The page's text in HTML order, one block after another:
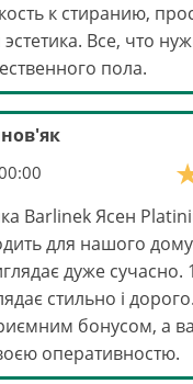
к стиранию,
Все, что
пола.
Barlinek Ясен
для нашого
дуже сучасно.
стильно і
бонусом, а
оперативностю.